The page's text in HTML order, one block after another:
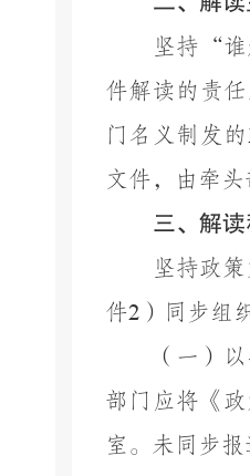
坚持 “
件解读的责
门名义制发
文件，由牵
三、解读
坚持政
件2 ）同步组
（一）
部门应将《
室。未同步